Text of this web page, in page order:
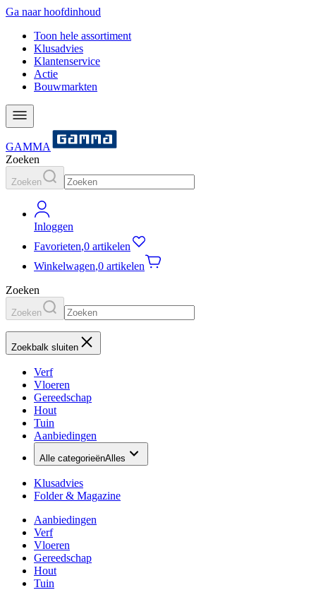
Ga naar hoofdinhoud
Toon hele assortiment
Klusadvies
Klantenservice
Actie
Bouwmarkten
GAMMA
Zoeken
Zoeken
Inloggen
Favorieten,0 artikelen
Winkelwagen,0 artikelen
Zoeken
Zoeken
Zoekbalk sluiten
Verf
Vloeren
Gereedschap
Hout
Tuin
Aanbiedingen
Alle categorieënAlles
Klusadvies
Folder & Magazine
Aanbiedingen
Verf
Vloeren
Gereedschap
Hout
Tuin